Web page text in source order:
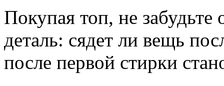
Покупая топ, не
деталь: сядет ли вещь
после первой стирки